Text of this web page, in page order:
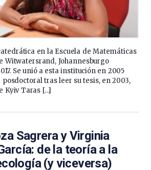
en la Escuela de Matemáticas
Witwatersrand, Johannesburgo
Se unió a esta institución en 2005
tras leer su tesis, en 2003,
Kyiv Taras […]
Sagrera y Virginia
de la teoría a la
(y viceversa)